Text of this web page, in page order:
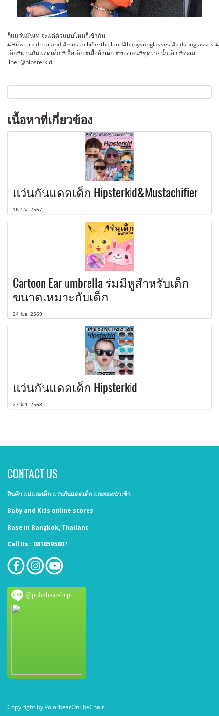
ก็แแว่นมันเท่ จะแต่ตัวแบบไหนก็เข้ากัน
#Hipsterkidthailand #mustachifierthailand#babysunglasses #kidsunglasses
เด็ก#แว่นกันแดดเด็ก #เสื้อเด็ก #เสื้อผ้าเด็ก #ของเล่น#ชุดว่ายน้ำเด็ก #ทะเล
line: @hipsterkid
เนื้อหาที่เกี่ยวข้อง
แว่นกันแดดเด็ก Hipsterkid&Mustachifier
16 ก.พ. 2567
Cartoon Ear umbrella ร่มมีหูสำหรับเด็ก
ขนาดเหมาะกับเด็ก
24 มิ.ย. 2569
แว่นกันแดดเด็ก Hipsterkid
27 มิ.ย. 2568
CONTACT US
สินค้า แม่และเด็ก แว่นกันแดดเด็ก และของนำเข้า
Baby and Kids online stores
Base in Bangkok, Thailand
Call Us : 0818595807
@polarbearshop
Copy right by PolarbearOnTheChair